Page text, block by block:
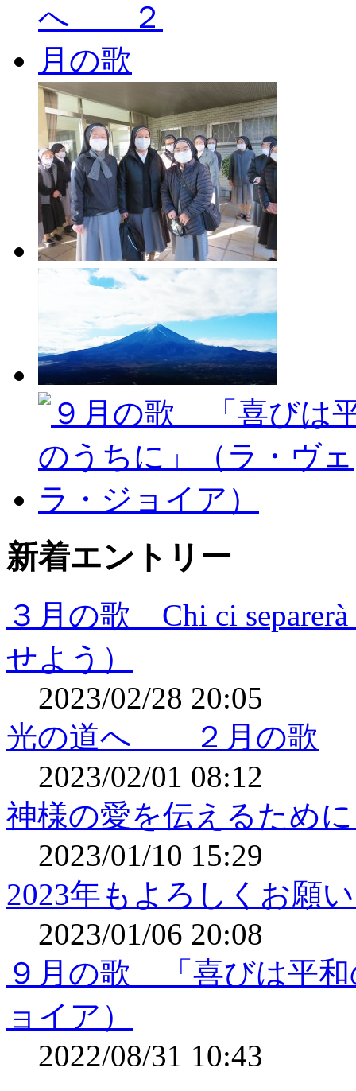
新着エントリー
３月の歌 Chi ci
せよう）
2023/02/28 20:05
光の道へ ２月の歌
2023/02/01 08:12
神様の愛を伝えるため
2023/01/10 15:29
2023年もよろしくお願
2023/01/06 20:08
９月の歌 「喜びは平
ョイア）
2022/08/31 10:43